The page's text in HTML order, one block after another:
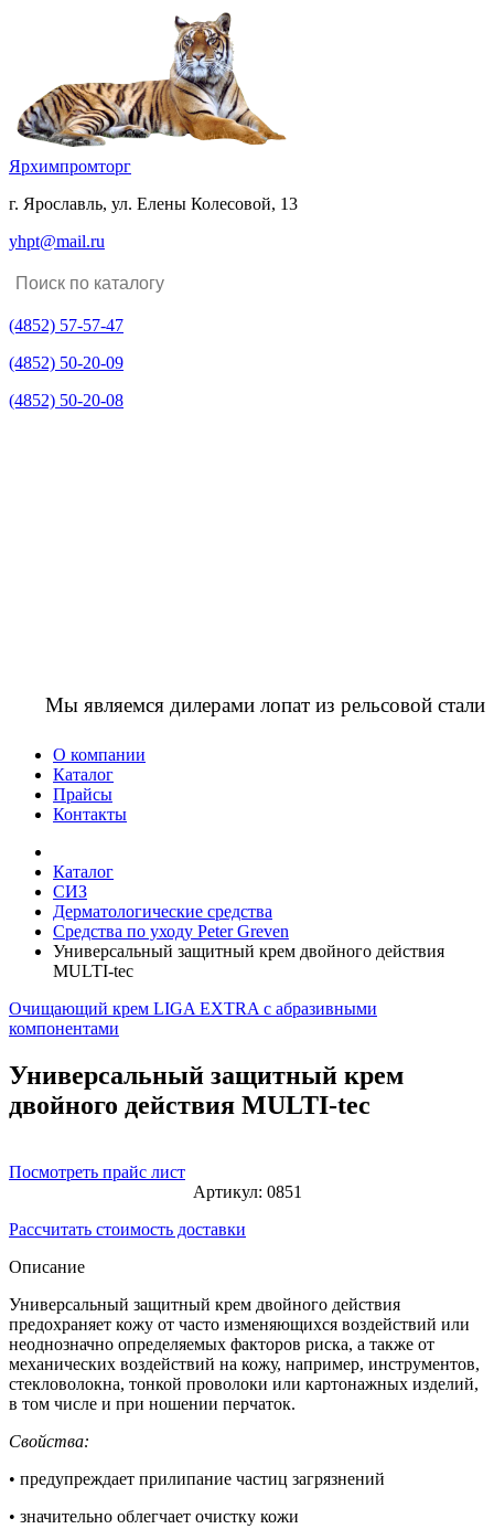
Ярхимпромторг
г. Ярославль, ул. Елены Колесовой, 13
yhpt@mail.ru
(4852) 57-57-47
(4852) 50-20-09
(4852) 50-20-08
Мы являемся дилерами лопат из рельсовой
О компании
Каталог
Прайсы
Контакты
Каталог
СИЗ
Дерматологические средства
Средства по уходу Peter Greven
Универсальный защитный крем двойного действия
MULTI-tec
Очищающий крем LIGA EXTRA с абразивными
компонентами
Универсальный защитный крем
двойного действия MULTI-tec
Посмотреть прайс лист
Артикул: 0851
Рассчитать стоимость доставки
Описание
Универсальный защитный крем двойного действия
предохраняет кожу от часто изменяющихся воздействий или
неоднозначно определяемых факторов риска, а также от
механических воздействий на кожу, например, инструментов,
стекловолокна, тонкой проволоки или картонажных изделий,
в том числе и при ношении перчаток.
Свойства:
• предупреждает прилипание частиц загрязнений
• значительно облегчает очистку кожи